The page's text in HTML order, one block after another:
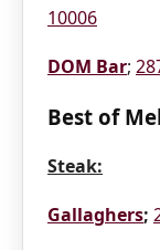
10006
DOM Bar;
Best of
Steak:
Gallaghers;